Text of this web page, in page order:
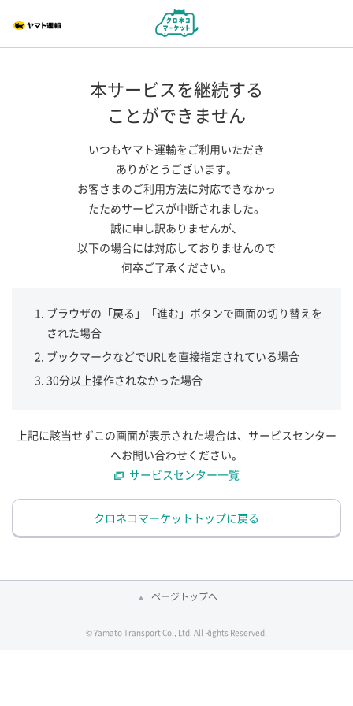
本サービスを継続する
ことができません
いつもヤマト運輸をご利用いただき
ありがとうございます。
お客さまのご利用方法に対応できなかっ
たためサービスが中断されました。
誠に申し訳ありませんが、
以下の場合には対応しておりませんので
何卒ご了承ください。
ブラウザの「戻る」「進む」ボタンで画面の切り替えを
された場合
ブックマークなどでURLを直接指定されている場合
30分以上操作されなかった場合
上記に該当せずこの画面が表示された場合は、サービスセンター
へお問い合わせください。
サービスセンター一覧
クロネコマーケットトップに戻る
ページトップへ
© Yamato Transport Co., Ltd. All Rights Reserved.